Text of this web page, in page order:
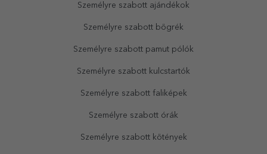
Személyre szabott ajándékok
Személyre szabott bögrék
Személyre szabott pamut pólók
Személyre szabott kulcstartók
Személyre szabott faliképek
Személyre szabott órák
Személyre szabott kötények